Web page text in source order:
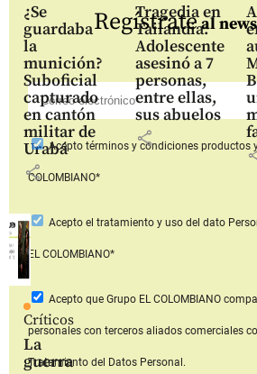
¿Se
guardaba
la
munición?
Suboficial
capturado
en cantón
militar de
Urabá
share
Tragedia en
Tailandia:
Adolescente
asesinó a 7
personas,
entre ellas,
sus abuelos
share
Críticos
La
guerra
Regístrateal
Aceptotérminos y condiciones productos
COLOMBIANO*
Acepto el tratamiento y uso del dato
EL COLOMBIANO*
Acepto que Grupo EL COLOMBIANO
personales con terceros aliados comerciales
Tratamiento del Datos Personal.